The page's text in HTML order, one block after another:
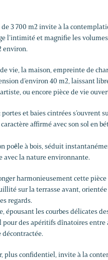
3 700 m2 invite à la
l’intimité et magnifie les
environ.
vie, la maison, empreinte de
d’environ 40 m2, laissant
ou encore pièce de vie
portes et baies cintrées s’ouvrent
affirmé avec son sol en
poêle à bois, séduit
la nature environnante.
harmonieusement cette
sur la terrasse avant, orientée
regards.
épousant les courbes délicates
des apéritifs dînatoires entre
décontractée.
plus confidentiel, invite à la